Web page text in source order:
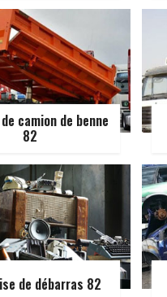
camion de benne
82
de débarras 82